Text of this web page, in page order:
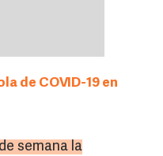
de COVID-19 en
semana la